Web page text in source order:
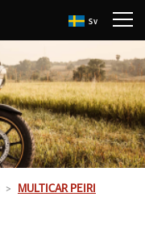
Sv
MULTICAR PEIRI